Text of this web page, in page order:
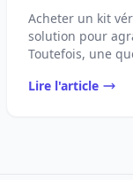
Acheter un kit
solution pour
Toutefois, une
Lire l'article